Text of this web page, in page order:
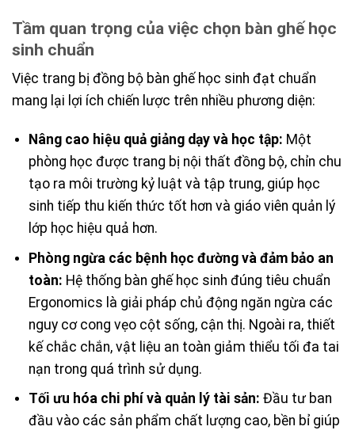
Tầm quan trọng của việc chọn bàn ghế học
sinh chuẩn
Việc trang bị đồng bộ bàn ghế học sinh đạt chuẩn
mang lại lợi ích chiến lược trên nhiều phương diện:
Nâng cao hiệu quả giảng dạy và học tập: Một
phòng học được trang bị nội thất đồng bộ, chỉn chu
tạo ra môi trường kỷ luật và tập trung, giúp học
sinh tiếp thu kiến thức tốt hơn và giáo viên quản lý
lớp học hiệu quả hơn.
Phòng ngừa các bệnh học đường và đảm bảo an
toàn: Hệ thống bàn ghế học sinh đúng tiêu chuẩn
Ergonomics là giải pháp chủ động ngăn ngừa các
nguy cơ cong vẹo cột sống, cận thị. Ngoài ra, thiết
kế chắc chắn, vật liệu an toàn giảm thiểu tối đa tai
nạn trong quá trình sử dụng.
Tối ưu hóa chi phí và quản lý tài sản: Đầu tư ban
đầu vào các sản phẩm chất lượng cao, bền bỉ giúp